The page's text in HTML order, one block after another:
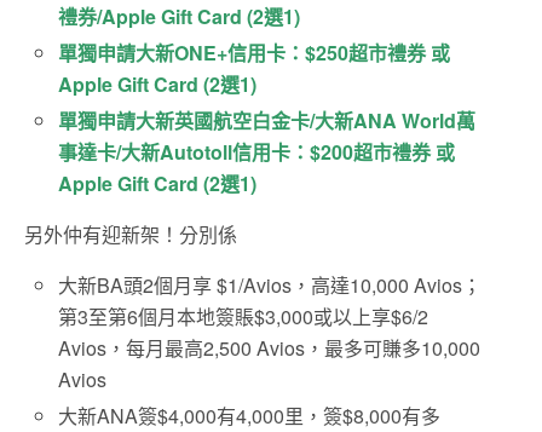
禮券/Apple Gift Card (2選1)
單獨申請大新ONE+信用卡：$250超市禮券 或
Apple Gift Card (2選1)
單獨申請大新英國航空白金卡/大新ANA World萬
事達卡/大新Autotoll信用卡：$200超市禮券 或
Apple Gift Card (2選1)
另外仲有迎新架！分別係
大新BA頭2個月享 $1/Avios，高達10,000 Avios；
第3至第6個月本地簽賬$3,000或以上享$6/2
Avios，每月最高2,500 Avios，最多可賺多10,000
Avios
大新ANA簽$4,000有4,000里，簽$8,000有多